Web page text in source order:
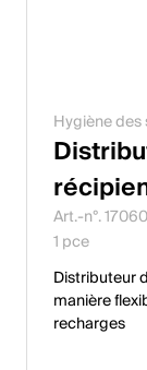
Hygiène
Art.-n°. 17060
1 pce
Distributeur
manière
recharges